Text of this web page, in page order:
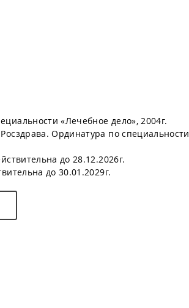
«Лечебное дело», 2004г.
Ординатура по специальности
до 28.12.2026г.
до 30.01.2029г.